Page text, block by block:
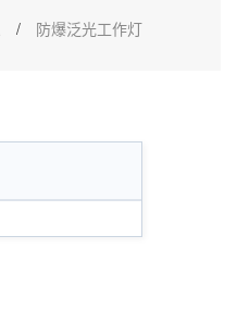
/ 防爆泛光工作灯